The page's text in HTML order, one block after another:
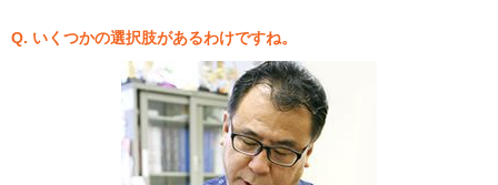
Q. いくつかの選択肢があるわけですね。